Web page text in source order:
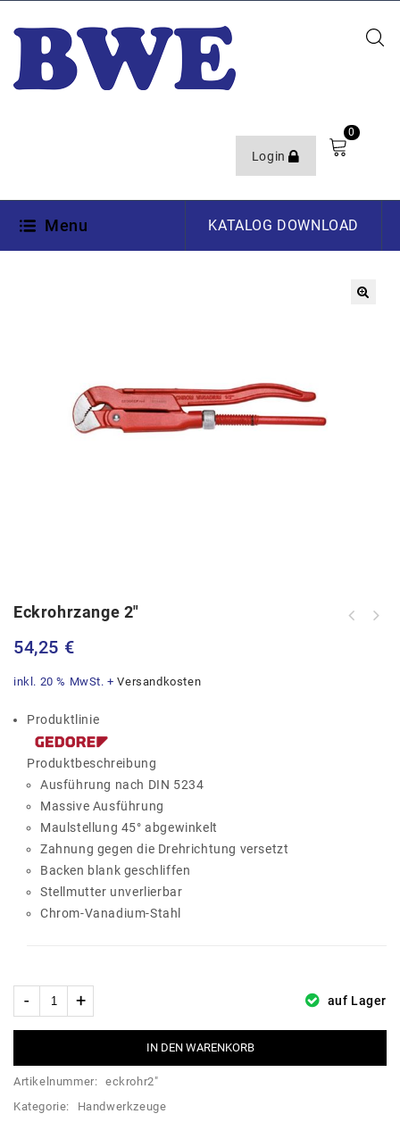
Login
0
Menu KATALOG DOWNLOAD
Eckrohrzange 2″
54,25 €
inkl. 20 % MwSt. +Versandkosten
Produktlinie
Produktbeschreibung
Ausführung nach DIN 5234
Massive Ausführung
Maulstellung 45° abgewinkelt
Zahnung gegen die Drehrichtung versetzt
Backen blank geschliffen
Stellmutter unverlierbar
Chrom-Vanadium-Stahl
auf Lager
IN DEN WARENKORB
Artikelnummer: eckrohr2"
Kategorie:
Handwerkzeuge